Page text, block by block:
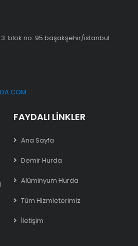
blok no: 95 başakşehir/i̇stanbul
FAYDALI LINKLER
Ana Sayfa
Demir Hurda
Alüminyum Hurda
Tüm Hizmleterimiz
İletişim